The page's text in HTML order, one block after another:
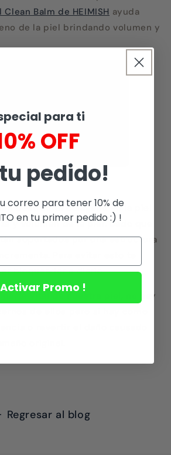
Clean Balm de HEIMISH ayuda
de la piel brindando volumen y
destruir el colágeno en la piel
y volumen de la piel. Dado que
soportados por una estructura
bloqueador a diario.
parte vital de nuestra piel, no hay
de ellos pero si hay como
o revertir el daño causado
original.
Regresar al blog
para ti
OFF
pedido!
correo para tener 10% de
en tu primer pedido :) !
Activar Promo !